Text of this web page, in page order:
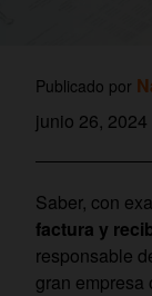
Publicado por
junio 26, 2024
Saber, con
factura y
responsable
gran empresa